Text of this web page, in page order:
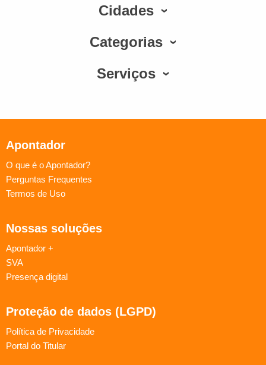
Cidades
Categorias
Serviços
Apontador
O que é o Apontador?
Perguntas Frequentes
Termos de Uso
Nossas soluções
Apontador +
SVA
Presença digital
Proteção de dados (LGPD)
Política de Privacidade
Portal do Titular